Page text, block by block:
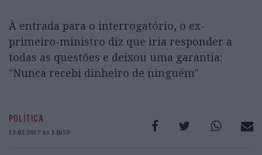
À entrada para o interrogatório, o ex-
primeiro-ministro diz que iria responder a
todas as questões e deixou uma garantia:
"Nunca recebi dinheiro de ninguém"
POLÍTICA
13.03.2017 às 14h59